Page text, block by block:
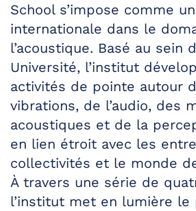
Schools’impose comme
internationale dans le
l’acoustique. Basé au sein
Université, l’institut
activités de pointe autour
vibrations, de l’audio, des
acoustiques et de la
en lien étroit avec les
collectivités et le monde
À travers une série de
l’institut met en lumière le